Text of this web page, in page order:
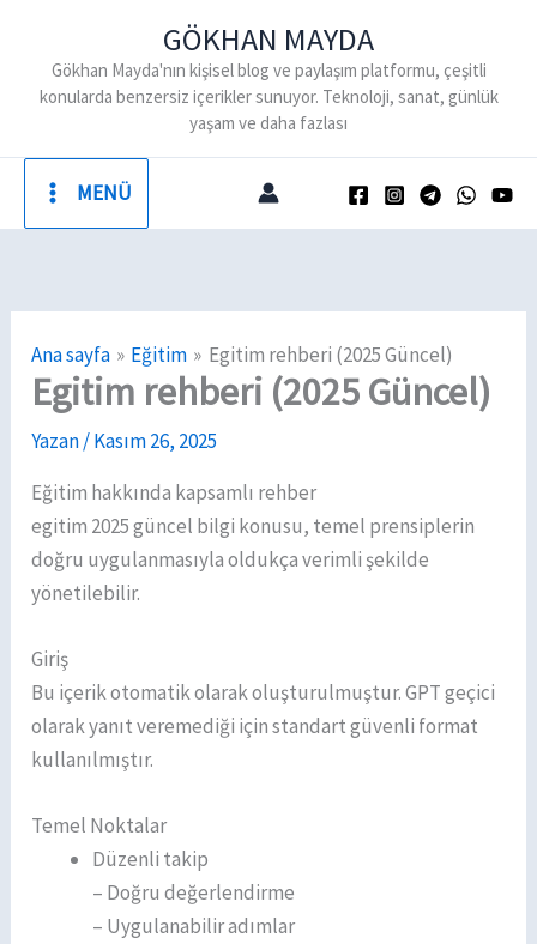
GÖKHAN MAYDA
Gökhan Mayda'nın kişisel blog ve paylaşım platformu, çeşitli
konularda benzersiz içerikler sunuyor. Teknoloji, sanat, günlük
yaşam ve daha fazlası
MENÜ
Ana sayfa Eğitim Egitim rehberi (2025 Güncel)
Egitim rehberi (2025 Güncel)
Yazan/Kasım 26, 2025
Eğitim hakkında kapsamlı rehber
egitim 2025 güncel bilgi konusu, temel prensiplerin
doğru uygulanmasıyla oldukça verimli şekilde
yönetilebilir.
Giriş
Bu içerik otomatik olarak oluşturulmuştur. GPT geçici
olarak yanıt veremediği için standart güvenli format
kullanılmıştır.
Temel Noktalar
Düzenli takip
– Doğru değerlendirme
– Uygulanabilir adımlar